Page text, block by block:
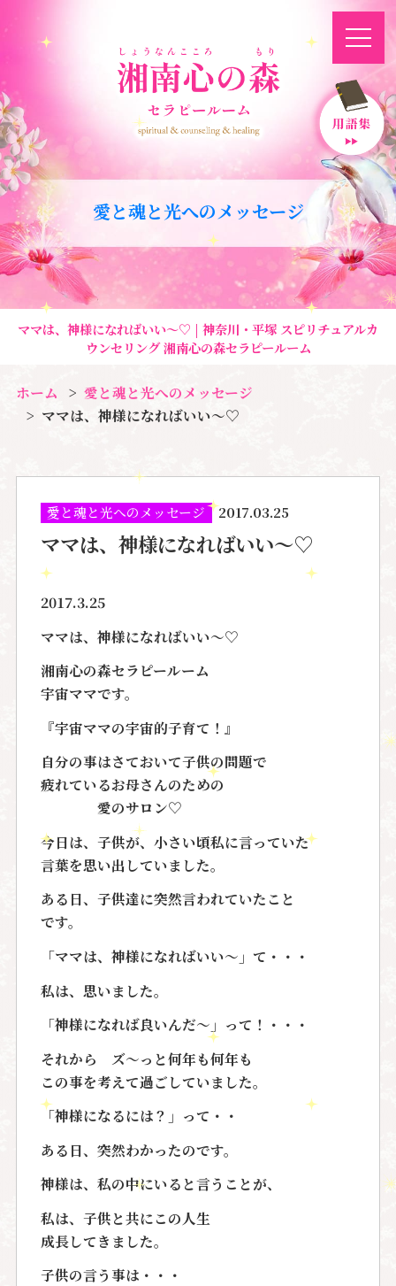
愛と魂と光へのメッセージ
ママは、神様になればいい〜♡ | 神奈川・平塚 スピリチュアルカ
ウンセリング 湘南心の森セラピールーム
ホーム
愛と魂と光へのメッセージ
ママは、神様になればいい〜♡
愛と魂と光へのメッセージ 2017.03.25
ママは、神様になればいい〜♡
2017.3.25
ママは、神様になればいい〜♡
湘南心の森セラピールーム
宇宙ママです。
『宇宙ママの宇宙的子育て！』
自分の事はさておいて子供の問題で
疲れているお母さんのための
愛のサロン♡
今日は、子供が、小さい頃私に言っていた
言葉を思い出していました。
ある日、子供達に突然言われていたこと
です。
「ママは、神様になればいい～」て・・・
私は、思いました。
「神様になれば良いんだ〜」って！・・・
それから ズ～っと何年も何年も
この事を考えて過ごしていました。
「神様になるには？」って・・
ある日、突然わかったのです。
神様は、私の中にいると言うことが、
私は、子供と共にこの人生
成長してきました。
子供の言う事は・・・